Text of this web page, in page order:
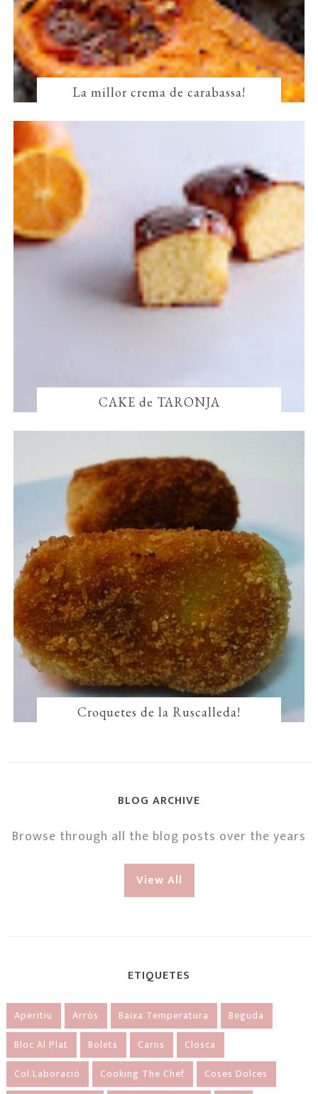
La millor crema de carabassa!
CAKE de TARONJA
Croquetes de la Ruscalleda!
BLOG ARCHIVE
Browse through all the blog posts over the years
View All
ETIQUETES
Aperitiu Arròs Baixa Temperatura
Beguda
Bloc Al Plat
Bolets Carns
Closca
Col.laboració
Cooking The Chef
Coses Dolces